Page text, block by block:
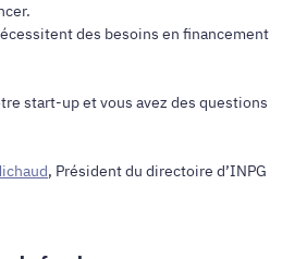
des besoins en financement
start-up et vous avez des questions
, Président du directoire d’INPG